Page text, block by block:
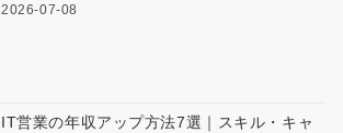
2026-07-08
IT営業の年収アップ方法7選｜スキル・キャ